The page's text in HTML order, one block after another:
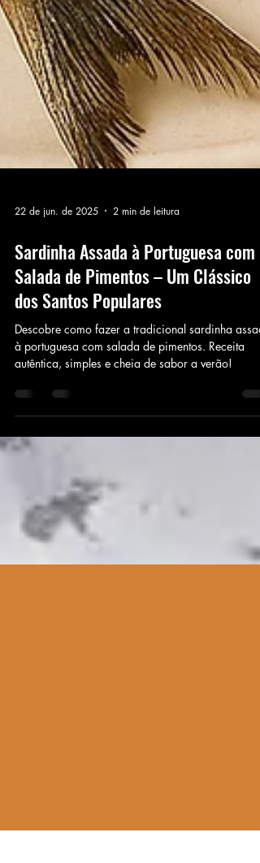
22 de jun. de 2025 2 min de leitura
Sardinha Assada à Portuguesa com
Salada de Pimentos – Um Clássico
dos Santos Populares
Descobre como fazer a tradicional sardinha
à portuguesa com salada de pimentos. Receita